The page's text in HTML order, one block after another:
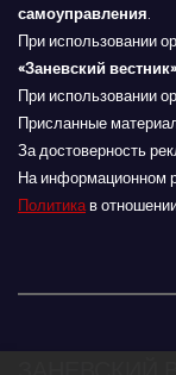
и
я
п
о
з
самоуправления.
При использовании
«Заневский вестник»
При использовании
Присланные
За достоверность
На информационном
Политикав